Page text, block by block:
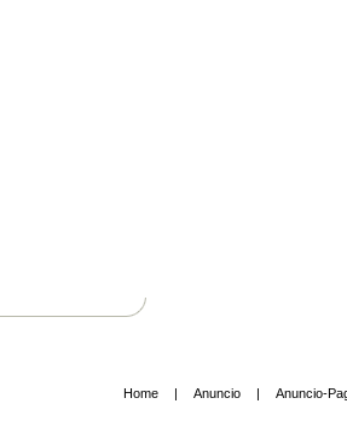
Home | Anuncio | Anuncio-